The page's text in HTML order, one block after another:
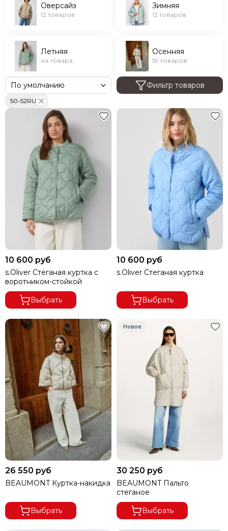
Оверсайз
12 товаров
Зимняя
12 товаров
Летняя
44 товара
Осенняя
59 товаров
Фильтр товаров
50-52RU
10 600 руб
s.Oliver Стеганая куртка с
воротником-стойкой
Выбрать
10 600 руб
s.Oliver Стеганая куртка
Выбрать
26 550 руб
BEAUMONT Куртка-накидка
Выбрать
30 250 руб
BEAUMONT Пальто
стеганое
Выбрать